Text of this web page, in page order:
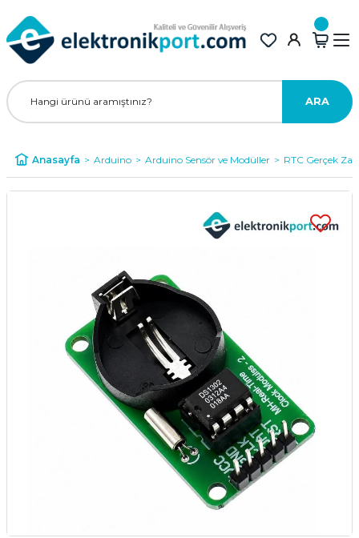
ARA
Anasayfa Arduino Arduino Sensör ve Modüller RTC Gerçek